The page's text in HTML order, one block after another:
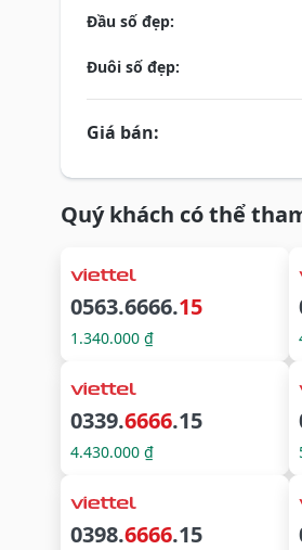
Đầu số đẹp:
Đuôi số đẹp:
Giá bán:
Quý khách có thể
0563.6666.15
1.340.000 ₫
0339.6666.15
4.430.000 ₫
0398.6666.15